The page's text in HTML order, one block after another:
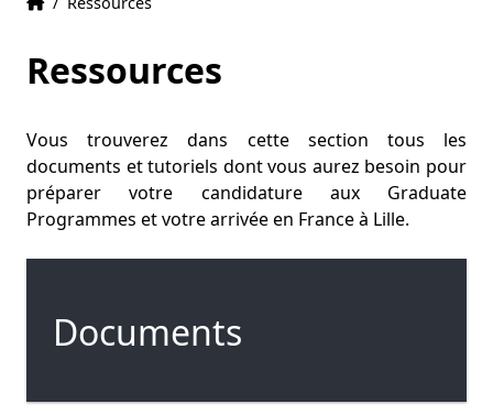
Ressources
Vous trouverez dans cette section tous les
documents et tutoriels dont vous aurez besoin pour
préparer votre candidature aux Graduate
Programmes et votre arrivée en France à Lille.
Documents